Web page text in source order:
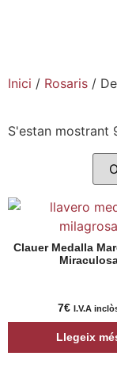
Inici / Rosaris /
S'estan mostrant
Clauer Medalla
7€ I.V.A
Llegeix